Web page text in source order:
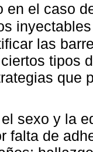
en el caso
las
tipos
que
sexo y la
falta de